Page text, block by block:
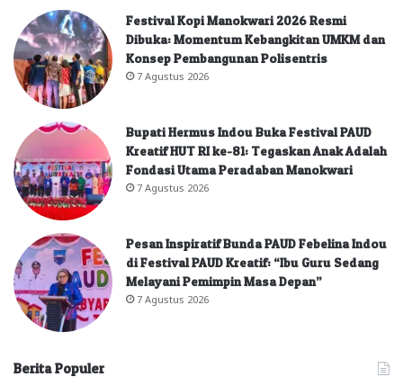
Festival Kopi Manokwari 2026 Resmi
Dibuka: Momentum Kebangkitan UMKM dan
Konsep Pembangunan Polisentris
7 Agustus 2026
Bupati Hermus Indou Buka Festival PAUD
Kreatif HUT RI ke-81: Tegaskan Anak Adalah
Fondasi Utama Peradaban Manokwari
7 Agustus 2026
Pesan Inspiratif Bunda PAUD Febelina Indou
di Festival PAUD Kreatif: “Ibu Guru Sedang
Melayani Pemimpin Masa Depan”
7 Agustus 2026
Berita Populer